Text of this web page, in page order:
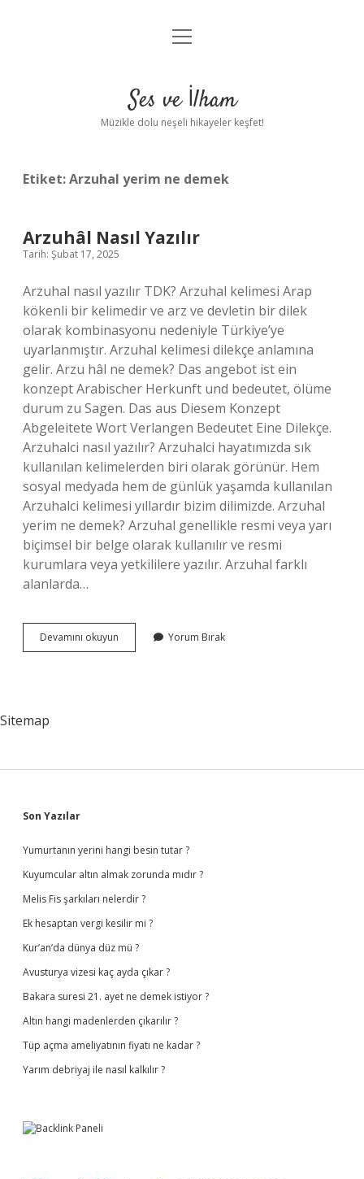
Anasayfa
Yasal Uyarı
menüyü
Ses ve İlham
Müzikle dolu neşeli hikayeler keşfet!
Etiket:Arzuhal yerim ne demek
Arzuhâl Nasıl Yazılır
Tarih: Şubat 17, 2025
Arzuhal nasıl yazılır TDK? Arzuhal kelimesi Arap
kökenli bir kelimedir ve arz ve devletin bir dilek
olarak kombinasyonu nedeniyle Türkiye’ye
uyarlanmıştır. Arzuhal kelimesi dilekçe anlamına
gelir. Arzu hâl ne demek? Das angebot ist ein
konzept Arabischer Herkunft und bedeutet, ölüme
durum zu Sagen. Das aus Diesem Konzept
Abgeleitete Wort Verlangen Bedeutet Eine Dilekçe.
Arzuhalci nasıl yazılır? Arzuhalci hayatımızda sık
kullanılan kelimelerden biri olarak görünür. Hem
sosyal medyada hem de günlük yaşamda kullanılan
Arzuhalci kelimesi yıllardır bizim dilimizde. Arzuhal
yerim ne demek? Arzuhal genellikle resmi veya yarı
biçimsel bir belge olarak kullanılır ve resmi
kurumlara veya yetkililere yazılır. Arzuhal farklı
alanlarda…
Devamını okuyun
Nasıl
Yorum Bırak
Sitemap
Sidebar
Son Yazılar
Yumurtanın yerini hangi besin tutar ?
Kuyumcular altın almak zorunda mıdır ?
Melis Fis şarkıları nelerdir ?
Ek hesaptan vergi kesilir mi ?
Kur’an’da dünya düz mü ?
Avusturya vizesi kaç ayda çıkar ?
Bakara suresi 21. ayet ne demek istiyor ?
Altın hangi madenlerden çıkarılır ?
Tüp açma ameliyatının fiyatı ne kadar ?
Yarım debriyaj ile nasıl kalkılır ?